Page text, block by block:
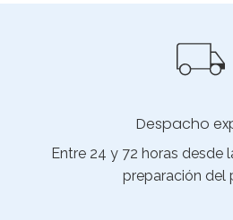
Despacho
Entre 24 y 72 horas desde
preparación del